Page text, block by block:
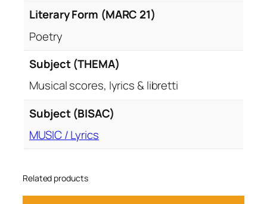
Literary Form (MARC 21)
Poetry
Subject (THEMA)
Musical scores, lyrics & libretti
Subject (BISAC)
MUSIC / Lyrics
Related products